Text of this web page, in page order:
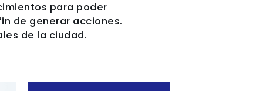
para poder
de generar acciones.
de la ciudad.